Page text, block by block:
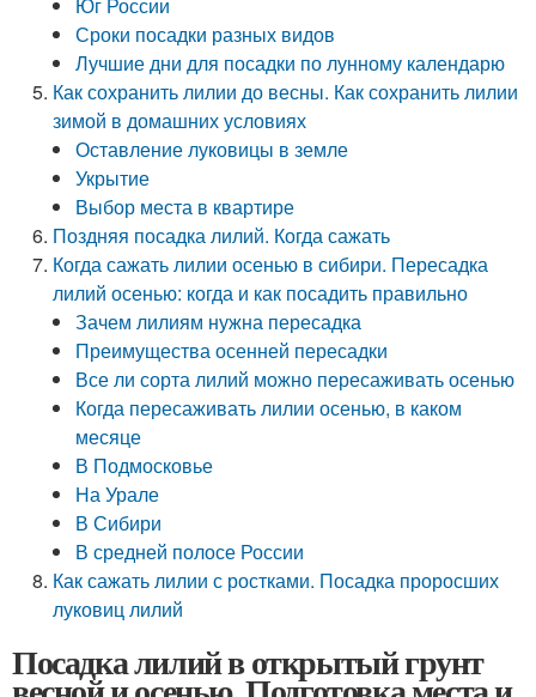
Сроки посадки разных видов
Лучшие дни для посадки по лунному календарю
Как сохранить лилии до весны. Как сохранить лилии
зимой в домашних условиях
Оставление луковицы в земле
Укрытие
Выбор места в квартире
Поздняя посадка лилий. Когда сажать
Когда сажать лилии осенью в сибири. Пересадка
лилий осенью: когда и как посадить правильно
Зачем лилиям нужна пересадка
Преимущества осенней пересадки
Все ли сорта лилий можно пересаживать осенью
Когда пересаживать лилии осенью, в каком
месяце
В Подмосковье
На Урале
В Сибири
В средней полосе России
Как сажать лилии с ростками. Посадка проросших
луковиц лилий
Посадка лилий в открытый грунт